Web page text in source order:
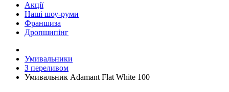
Акції
Наші шоу-руми
Франшиза
Дропшипінг
Умивальники
З переливом
Умивальник Adamant Flat White 100